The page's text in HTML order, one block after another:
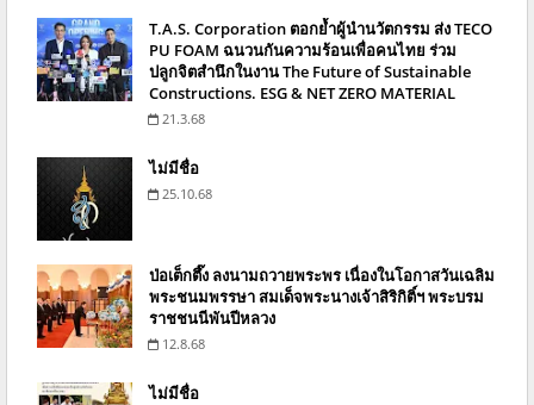
T.A.S. Corporation ตอกย้ำผู้นำนวัตกรรม ส่ง TECO
PU FOAM ฉนวนกันความร้อนเพื่อคนไทย ร่วม
ปลูกจิตสำนึกในงาน The Future of Sustainable
Constructions. ESG & NET ZERO MATERIAL
21.3.68
ไม่มีชื่อ
25.10.68
ป่อเต็กตึ๊ง ลงนามถวายพระพร เนื่องในโอกาสวันเฉลิม
พระชนมพรรษา สมเด็จพระนางเจ้าสิริกิติ์ฯ พระบรม
ราชชนนีพันปีหลวง
12.8.68
ไม่มีชื่อ